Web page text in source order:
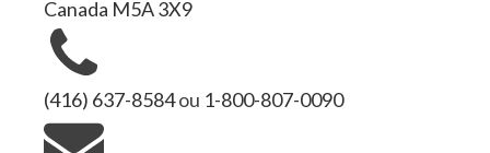
Canada M5A 3X9
(416) 637-8584ou 1-800-807-0090